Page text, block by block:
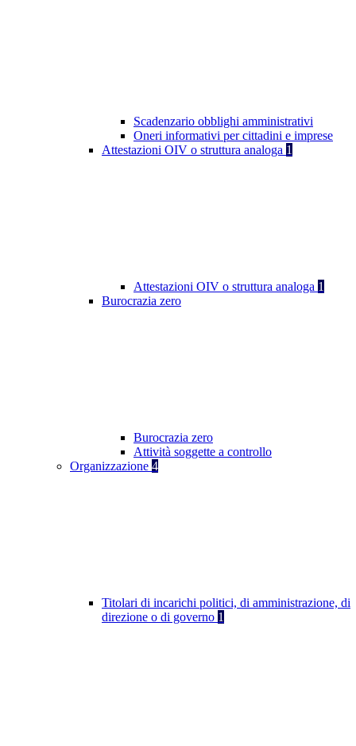
Scadenzario obblighi amministrativi
Oneri informativi per cittadini e imprese
Attestazioni OIV o struttura analoga 1
Attestazioni OIV o struttura analoga 1
Burocrazia zero
Burocrazia zero
Attività soggette a controllo
Organizzazione 4
Titolari di incarichi politici, di amministrazione, di
direzione o di governo 1